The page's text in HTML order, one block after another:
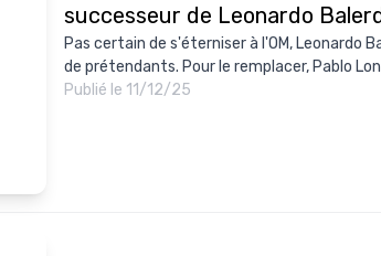
successeur de Leonardo
Pas certain de s'éterniser à l'OM, Leonardo
de prétendants. Pour le remplacer, Pablo
Publié le 11/12/25